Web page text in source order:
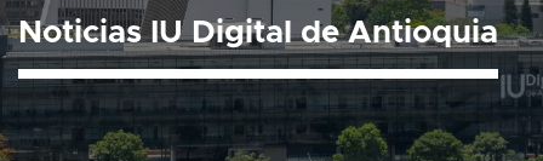
Accesibilidad
Para
iniciar
el
lector
Noticias IU Digital de Antioquia